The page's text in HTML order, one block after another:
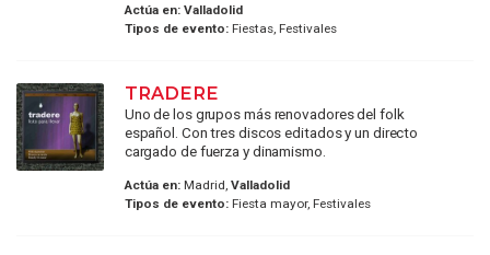
Actúa en: Valladolid
Tipos de evento:Fiestas, Festivales
TRADERE
Uno de los grupos más renovadores del folk
español. Con tres discos editados y un directo
cargado de fuerza y dinamismo.
Actúa en:Madrid, Valladolid
Tipos de evento:Fiesta mayor, Festivales